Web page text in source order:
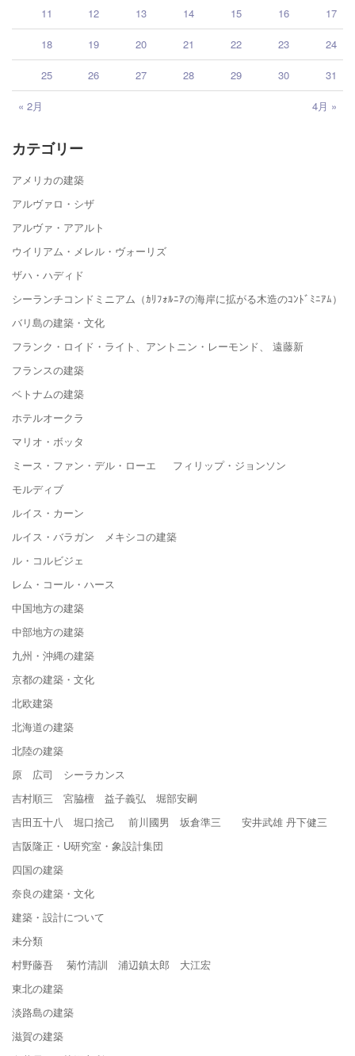
« 2月 4月 »
11 12 13 14 15 16 17
18 19 20 21 22 23 24
25 26 27 28 29 30 31
カテゴリー
アメリカの建築
アルヴァロ・シザ
アルヴァ・アアルト
ウイリアム・メレル・ヴォーリズ
ザハ・ハディド
シーランチコンドミニアム（ｶﾘﾌｫﾙﾆｱの海岸に拡がる木造のｺﾝﾄﾞﾐﾆｱﾑ）
バリ島の建築・文化
フランク・ロイド・ライト、アントニン・レーモンド、 遠藤新
フランスの建築
ベトナムの建築
ホテルオークラ
マリオ・ボッタ
ミース・ファン・デル・ローエ フィリップ・ジョンソン
モルディブ
ルイス・カーン
ルイス・バラガン メキシコの建築
ル・コルビジェ
レム・コール・ハース
中国地方の建築
中部地方の建築
九州・沖縄の建築
京都の建築・文化
北欧建築
北海道の建築
北陸の建築
原 広司 シーラカンス
吉村順三 宮脇檀 益子義弘 堀部安嗣
吉田五十八 堀口捨己 前川國男 坂倉準三 安井武雄 丹下健三
吉阪隆正・U研究室・象設計集団
四国の建築
奈良の建築・文化
建築・設計について
未分類
村野藤吾 菊竹清訓 浦辺鎮太郎 大江宏
東北の建築
淡路島の建築
滋賀の建築